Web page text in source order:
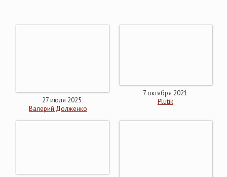
27 июля 2025
Валерий Долженко
7 октября 2021
Plutik